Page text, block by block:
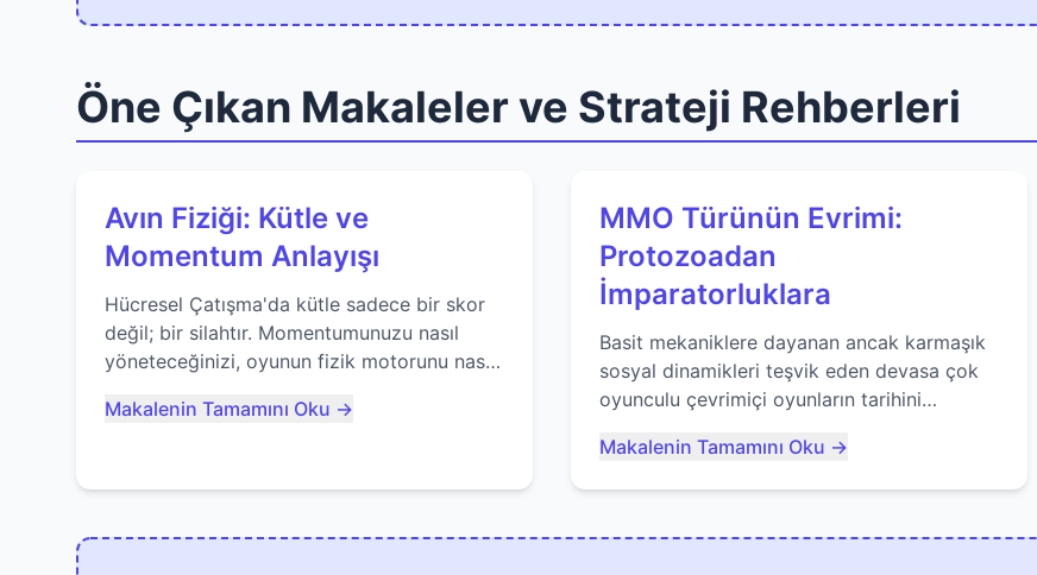
Öne Çıkan Makaleler ve Strateji Rehberleri
Avın Fiziği: Kütle ve
Momentum Anlayışı
Hücresel Çatışma'da kütle sadece bir skor
değil; bir silahtır. Momentumunuzu nasıl
yöneteceğinizi, oyunun fizik motorunu nasıl
nasıl ustalaşacağınızı öğrenin...
Makalenin Tamamını Oku →
MMO Türünün Evrimi:
Protozoadan
İmparatorluklara
Basit mekaniklere dayanan ancak karmaşık
sosyal dinamikleri teşvik eden devasa çok
oyunculu çevrimiçi oyunların tarihini
bakıyoruz...
Makalenin Tamamını Oku →